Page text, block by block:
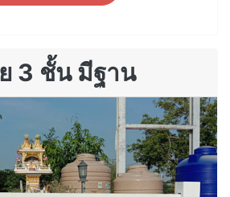
3 ชั้น มีฐาน